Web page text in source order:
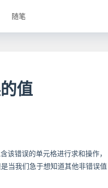
随笔
值
该错误的单元格进行求和操作，
当我们急于想知道其他非错误值